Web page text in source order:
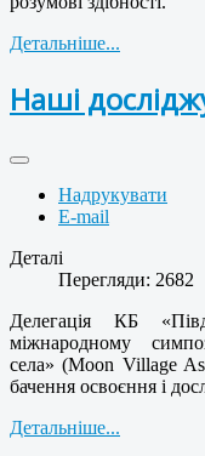
Детальніше...
Наші
Надрукувати
E-mail
Деталі
Перегляди: 2682
Делегація КБ
міжнародному
села» (Moon Village
бачення освоєння і
Детальніше...